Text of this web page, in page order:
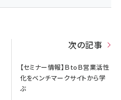
次の記事
【セミナー情報】ＢtoＢ営業活性
化をベンチマークサイトから学
ぶ